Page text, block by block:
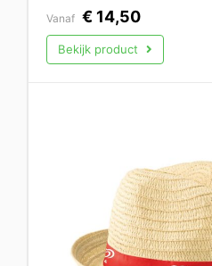
Vanaf € 14,50
Bekijk product